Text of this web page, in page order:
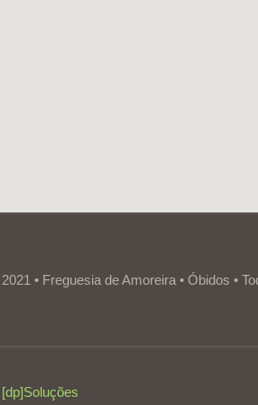
• Freguesia de Amoreira • Óbidos •
[dp]Soluções